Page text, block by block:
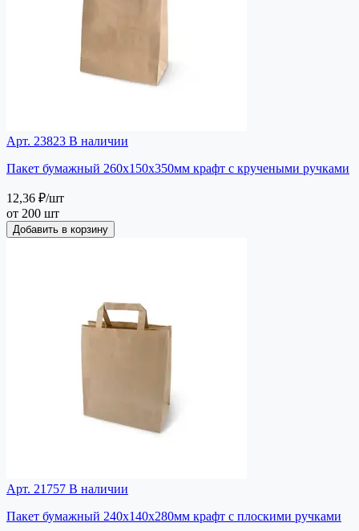
Арт. 23823 В наличии
Пакет бумажный 260х150х350мм крафт с кручеными ручками
12,36 ₽/шт
от 200 шт
Добавить в корзину
Арт. 21757 В наличии
Пакет бумажный 240х140х280мм крафт с плоскими ручками